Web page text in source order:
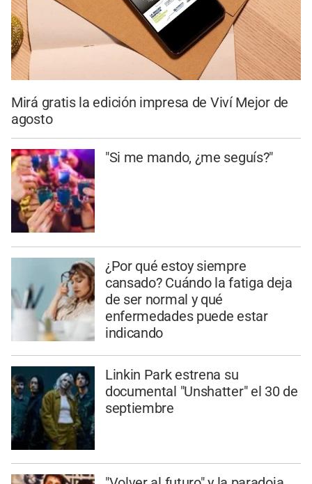
Mirá gratis la edición impresa de Viví Mejor de
agosto
"Si me mando, ¿me seguís?"
¿Por qué estoy siempre
cansado? Cuándo la fatiga deja
de ser normal y qué
enfermedades puede estar
indicando
Linkin Park estrena su
documental "Unshatter" el 30 de
septiembre